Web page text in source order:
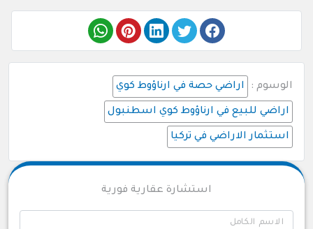
الوسوم : اراضي حصة في ارناؤوط كوي
اراضي للبيع في ارناؤوط كوي اسطنبول
استثمار الاراضي في تركيا
استشارة عقارية فورية
الاسم الكامل